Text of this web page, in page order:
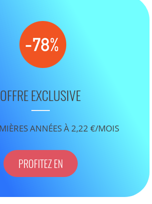
OFFRE EXCLUSIVE
ANNÉES À 2,22 €/MOIS
PROFITEZ EN